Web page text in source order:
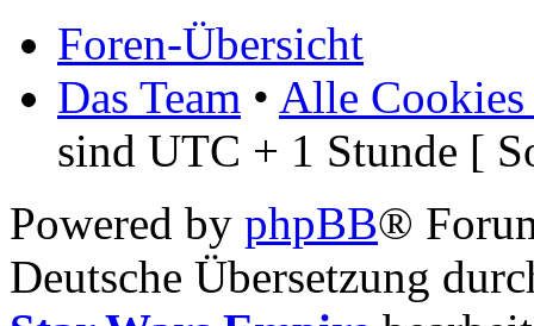
Foren-Übersicht
Das Team • Alle Cookies
sind UTC + 1 Stunde [
Powered by phpBB®
Deutsche Übersetzung